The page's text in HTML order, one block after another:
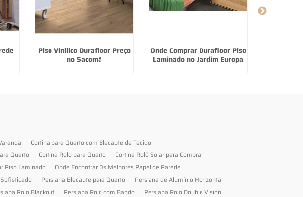
Piso Vinilico Durafloor Preço
no Sacomã
Onde Comprar Durafloor Piso
Laminado no Jardim Europa
Cortina para Quarto com Blecaute de Tecido
Quarto Cortina Rolo para Quarto
Cortina Rolô Solar para Comprar
Piso Laminado
Onde Encontrar Os Melhores Papel de Parede
Persiana Blecaute para Quarto
Persiana de Alumínio Horizontal
Rolo Blackout Persiana Rolô com Bando
Persiana Rolô Double Vision